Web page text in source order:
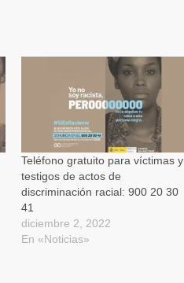
Teléfono gratuito para víctimas y
testigos de actos de
discriminación racial: 900 20 30
41
diciembre 2, 2022
En «Noticias»